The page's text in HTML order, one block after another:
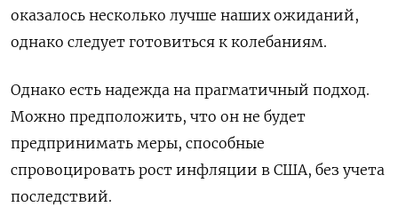
оказалось несколько лучше наших ожиданий,
однако следует готовиться к колебаниям.
Однако есть надежда на прагматичный подход.
Можно предположить, что он не будет
предпринимать меры, способные
спровоцировать рост инфляции в США, без учета
последствий.